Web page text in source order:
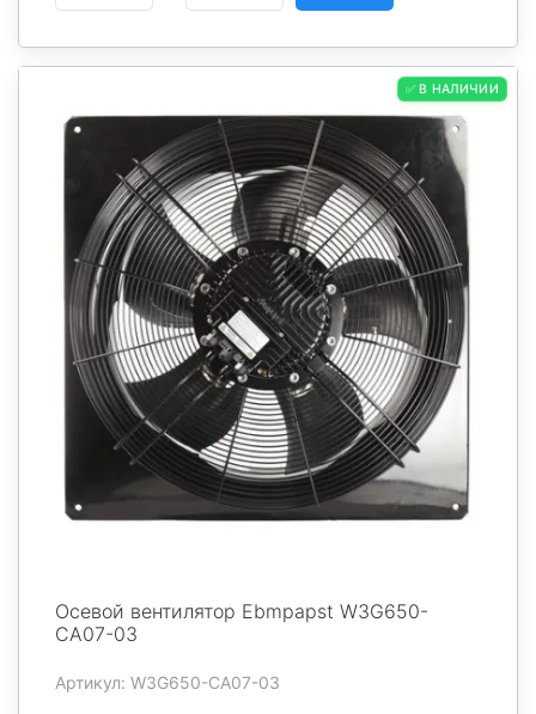
✅ В НАЛИЧИИ
Осевой вентилятор Ebmpapst W3G650-
CA07-03
Артикул: W3G650-CA07-03